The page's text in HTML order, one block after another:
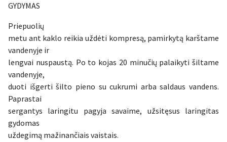
GYDYMAS
Priepuolių
metu ant kaklo reikia uždėti kompresą, pamirkytą karštame
vandenyje ir
lengvai nuspaustą. Po to kojas 20 minučių palaikyti šiltame
vandenyje,
duoti išgerti šilto pieno su cukrumi arba saldaus vandens.
Paprastai
sergantys laringitu pagyja savaime, užsitęsus laringitas
gydomas
uždegimą mažinančiais vaistais.